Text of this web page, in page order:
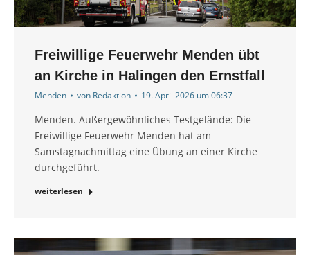
Freiwillige Feuerwehr Menden übt
an Kirche in Halingen den Ernstfall
Menden von Redaktion 19. April 2026 um 06:37
Menden. Außergewöhnliches Testgelände: Die
Freiwillige Feuerwehr Menden hat am
Samstagnachmittag eine Übung an einer Kirche
durchgeführt.
weiterlesen